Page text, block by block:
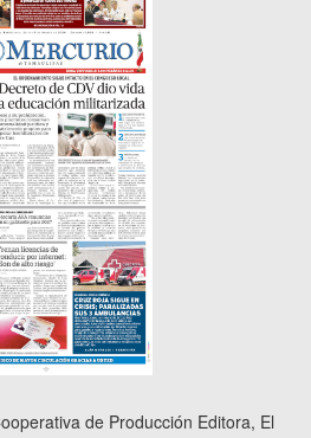
de Producción Editora, El